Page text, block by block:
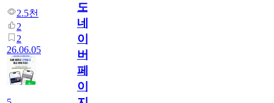
2.5천
2
2
26.06.05
도
네
이
버
페
이